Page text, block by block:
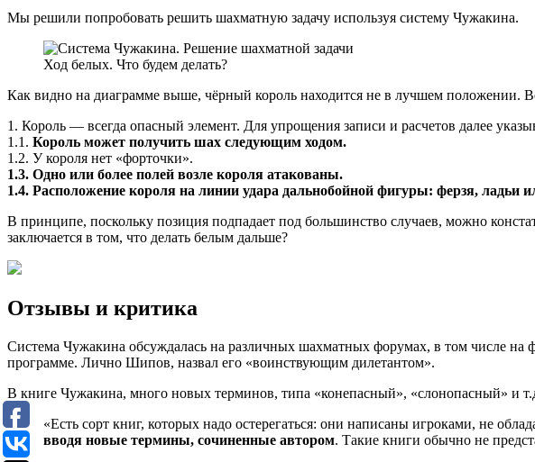
Мы решили попробовать решить шахматную задачу используя систему Чужакина.
Ход белых. Что будем делать?
Как видно на диаграмме выше, чёрный король находится не в лучшем положении.
1. Король — всегда опасный элемент. Для упрощения записи и расчетов далее
1.1. Король может получить шах следующим ходом.
1.2. У короля нет «форточки».
1.3. Одно или более полей возле короля атакованы.
1.4. Расположение короля на линии удара дальнобойной фигуры: ферзя,
В принципе, поскольку позиция подпадает под большинство случаев, можно
заключается в том, что делать белым дальше?
Отзывы и критика
Система Чужакина обсуждалась на различных шахматных форумах, в том числе на
программе. Лично Шипов, назвал его «воинствующим дилетантом».
В книге Чужакина, много новых терминов, типа «конепасный», «слонопасный» и
«Есть сорт книг, которых надо остерегаться: они написаны игроками, не
вводя новые термины, сочиненные автором. Такие книги обычно не